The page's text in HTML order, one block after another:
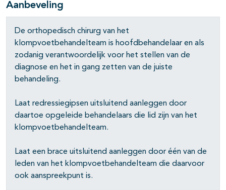
Aanbeveling
De orthopedisch chirurg van het
klompvoetbehandelteam is hoofdbehandelaar en als
zodanig verantwoordelijk voor het stellen van de
diagnose en het in gang zetten van de juiste
behandeling.
Laat redressiegipsen uitsluitend aanleggen door
daartoe opgeleide behandelaars die lid zijn van het
klompvoetbehandelteam.
Laat een brace uitsluitend aanleggen door één van de
leden van het klompvoetbehandelteam die daarvoor
ook aanspreekpunt is.